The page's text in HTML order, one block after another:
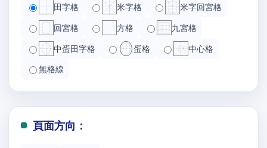
田字格 米字格 米字回宮格
回宮格 方格 九宮格
中蛋田字格 蛋格 中心格
無格線
頁面方向：